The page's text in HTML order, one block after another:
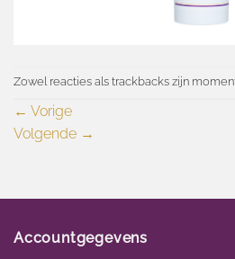
Zowel reacties als trackbacks zijn
← Vorige
Volgende →
Accountgegevens